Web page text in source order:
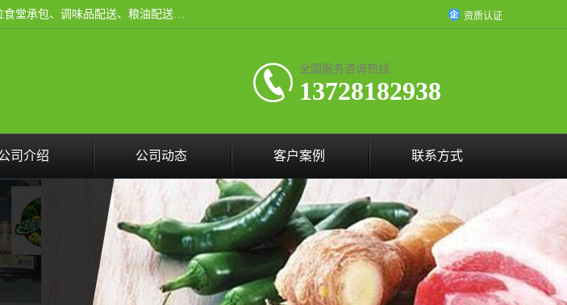
东莞市康隆膳食管理有限公司主要从事：蔬菜配送、食堂承包、企业工厂食堂承包、机关单位食堂承包、调味品配送、粮油配送、干货配送、副食配送、水果配送、海鲜配送等业务，东莞蔬菜配送电话，咨询在线客服。 资质认证
全国服务咨询热线:
13728182938
司介绍 公司动态 客户案例 联系方式